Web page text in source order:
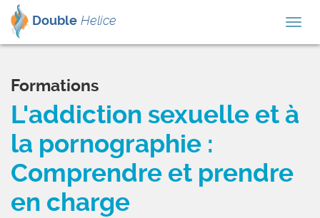
Double Helice
Formations
L'addiction sexuelle et à
la pornographie :
Comprendre et prendre
en charge